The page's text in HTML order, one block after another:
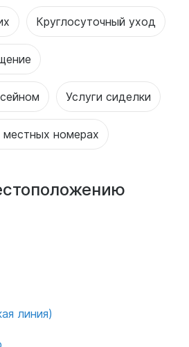
Круглосуточный уход
Услуги сиделки
номерах
линия)